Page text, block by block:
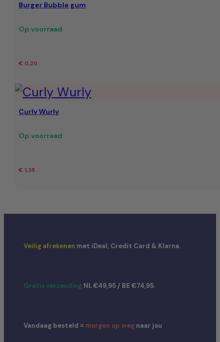
Burger Bubble gum
Op voorraad
€ 0,20
Curly Wurly
Op voorraad
€ 1,35
Veilig afrekenen met iDeal, Credit Card & Klarna.
Gratis verzending NL €49,95 / BE €74,95.
Vandaag besteld = morgen op weg naar jou